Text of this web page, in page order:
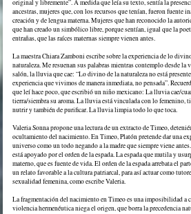
original y libremente”. A medida que leía su texto, sentía la
ancestras, mujeres que, con los recursos que tenían, fueron fuente
creación y de lengua materna. Mujeres que han reconocido la
que han creado un simbólico libre, porque sentían, igual que la
entrañas, que las raíces maternas siempre vienen antes.
La maestra Chiara Zamboni escribe sobre la experiencia de lo
naturaleza. Me resuenan sus palabras mientras contemplo desde la
salón, la lluvia que cae: “Lo divino de la naturaleza no está
experiencia que vivimos de manera inmediata, no pensada”.
que leí hace poco, que escribió un niño mexicano: La lluvia cae/
tierra/siembra su aroma. La lluvia está vinculada con lo femenino,
nutrir y también de purificar. La lluvia limpia todo lo que toca.
Valeria Sonna propone una lectura de un extracto de Timeo,
ocultamiento del nacimiento. En Timeo, Platón pretende dar una
universo como un todo negando a la madre que siempre viene
está apoyado por el orden de la espada. La espada que mutila y
materno, que es fuente de vida. El orden de la espada arrebata el
un relato favorable a la cultura patriarcal, para así actuar como
sexualidad femenina, como escribe Valeria.
La fragmentación del nacimiento en Timeo es una imposibilidad a
violencia hermenéutica niega el origen, que borra la precedencia